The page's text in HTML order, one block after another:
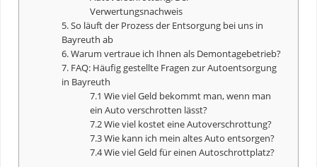
Verwertungsnachweis
5. So läuft der Prozess der Entsorgung bei uns in
Bayreuth ab
6. Warum vertraue ich Ihnen als Demontagebetrieb?
7. FAQ: Häufig gestellte Fragen zur Autoentsorgung
in Bayreuth
7.1 Wie viel Geld bekommt man, wenn man
ein Auto verschrotten lässt?
7.2 Wie viel kostet eineAutoverschrottung?
7.3 Wie kann ich mein altes Auto entsorgen?
7.4 Wie viel Geld für einen Autoschrottplatz?